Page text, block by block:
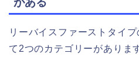
リーバイスファーストタイ
て2つのカテゴリーがありま